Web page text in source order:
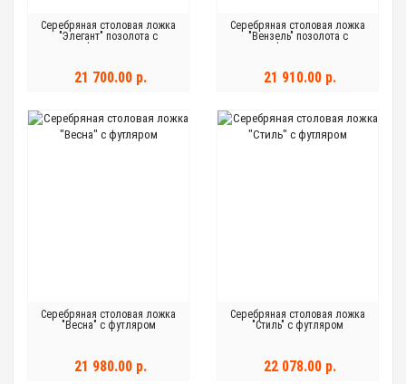
Серебряная столовая ложка
"Элегант" позолота с
футляром
21 700.00 р.
Серебряная столовая ложка
"Вензель" позолота с
футляром
21 910.00 р.
Серебряная столовая ложка
"Весна" с футляром
21 980.00 р.
Серебряная столовая ложка
"Стиль" с футляром
22 078.00 р.